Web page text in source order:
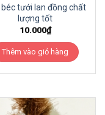
tưới lan đồng chất
lượng tốt
10.000₫
Thêm vào giỏ hàng